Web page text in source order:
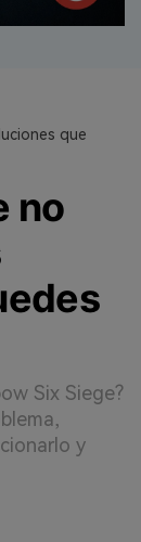
que
no
Six Siege?
y